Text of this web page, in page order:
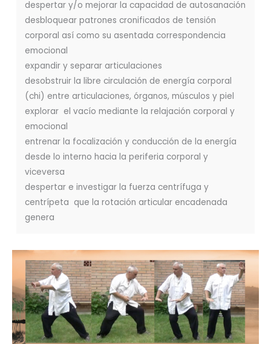
despertar y/o mejorar la capacidad de autosanación
desbloquear patrones cronificados de tensión
corporal así como su asentada correspondencia
emocional
expandir y separar articulaciones
desobstruir la libre circulación de energía corporal
(chi) entre articulaciones, órganos, músculos y piel
explorar el vacío mediante la relajación corporal y
emocional
entrenar la focalización y conducción de la energía
desde lo interno hacia la periferia corporal y
viceversa
despertar e investigar la fuerza centrífuga y
centrípeta que la rotación articular encadenada
genera